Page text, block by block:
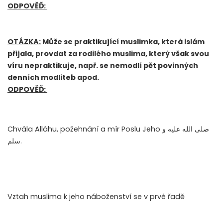
ODPOVĚĎ:
OTÁZKA: Může se praktikující muslimka, která islám
přijala, provdat za rodilého muslima, který však svou
víru nepraktikuje, např. se nemodlí pět povinných
denních modliteb apod.
ODPOVĚĎ:
Chvála Alláhu, požehnání a mír Poslu Jeho صلى الله عليه و
سلم.
Vztah muslima k jeho náboženství se v prvé řadě